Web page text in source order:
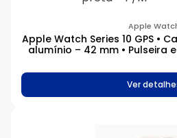
Apple
Apple Watch Series 10 GPS •
alumínio – 42 mm • Pulseira
Ver